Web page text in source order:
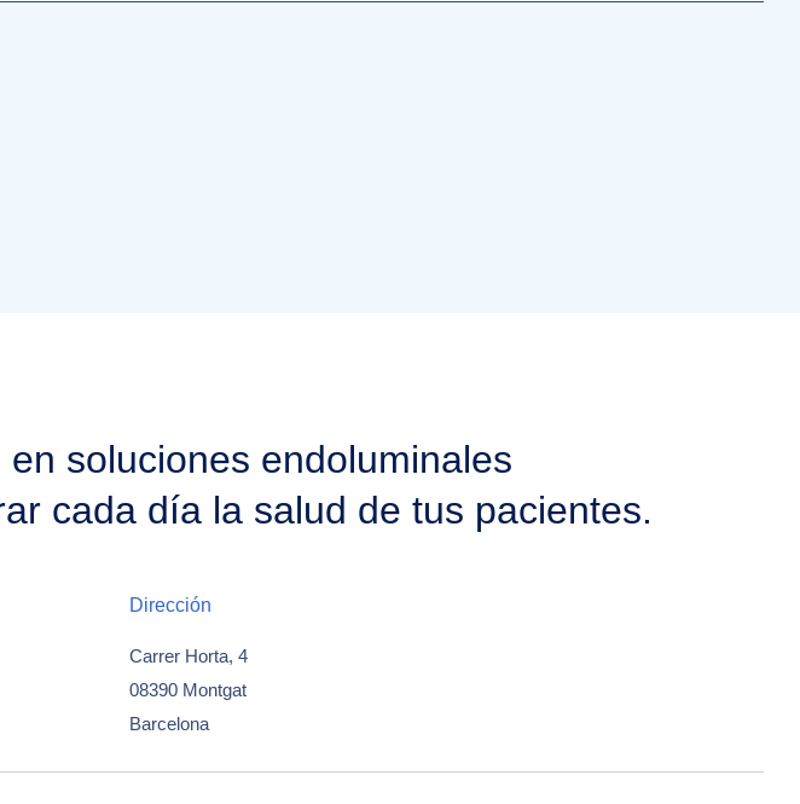
en soluciones endoluminales
cada día la salud de tus pacientes.
Dirección
Carrer Horta, 4
08390 Montgat
Barcelona